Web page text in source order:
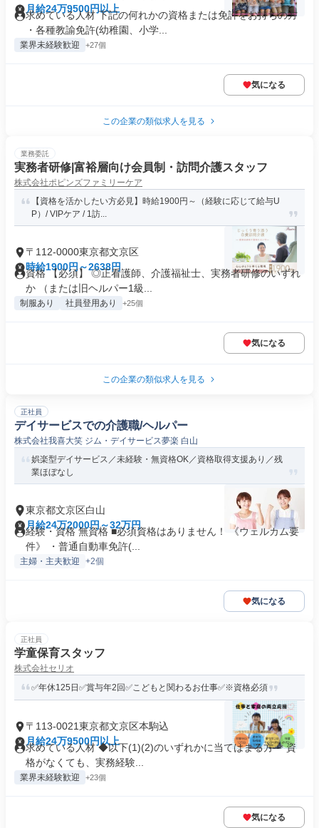
月給24万9500円以上
求めている人材 下記の何れかの資格または免許をお持ちの方
・各種教諭免許(幼稚園、小学...
業界未経験歓迎 +27個
気になる
この企業の類似求人を見る
業務委託
実務者研修|富裕層向け会員制・訪問介護スタッフ
株式会社ポピンズファミリーケア
【資格を活かしたい方必見】時給1900円～（経験に応じて給与U
P）/ VIPケア / 1訪...
〒112-0000東京都文京区
時給1900円～2638円
資格 【必須】 ◎正看護師、介護福祉士、実務者研修のいずれ
か （または旧ヘルパー1級...
制服あり 社員登用あり +25個
気になる
この企業の類似求人を見る
正社員
デイサービスでの介護職/ヘルパー
株式会社我喜大笑 ジム・デイサービス夢楽 白山
娯楽型デイサービス／未経験・無資格OK／資格取得支援あり／残
業ほぼなし
東京都文京区白山
月給24万2000円～32万円
経験・資格 無資格 ■必須資格はありません！ 《ウェルカム要
件》 ・普通自動車免許(...
主婦・主夫歓迎 +2個
気になる
正社員
学童保育スタッフ
株式会社セリオ
✅年休125日✅賞与年2回✅こどもと関わるお仕事✅※資格必須
〒113-0021東京都文京区本駒込
月給24万9500円以上
求めている人材 ◆以下(1)(2)のいずれかに当てはまる方 ＊資
格がなくても、実務経験...
業界未経験歓迎 +23個
気になる